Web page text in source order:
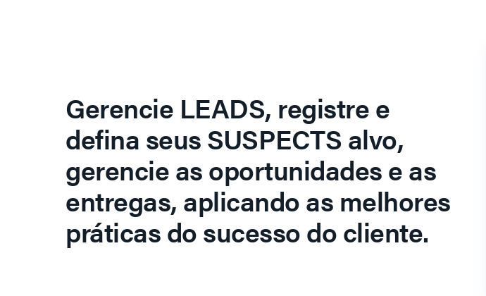
Gerencie LEADS, registre e
defina seus SUSPECTS alvo,
gerencie as oportunidades e as
entregas, aplicando as melhores
práticas do sucesso do cliente.